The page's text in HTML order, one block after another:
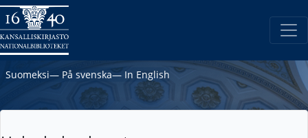
Suomeksi― På svenska― In English